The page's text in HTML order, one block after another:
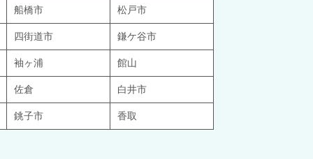
船橋市 松戸市
四街道市 鎌ケ谷市
袖ヶ浦 館山
佐倉 白井市
銚子市 香取